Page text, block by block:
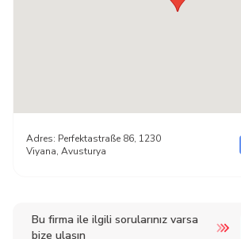
Bu firma ile ilgili sorularınız varsa
bize ulaşın
Adres: Perfektastraße 86, 1230
Viyana, Avusturya